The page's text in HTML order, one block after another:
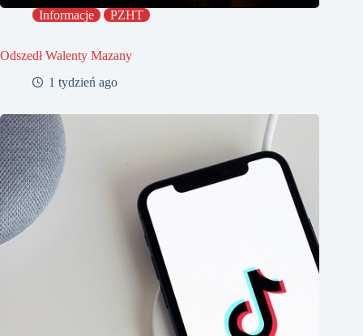
Informacje PZHT
Odszedł Walenty Mazany
1 tydzień ago